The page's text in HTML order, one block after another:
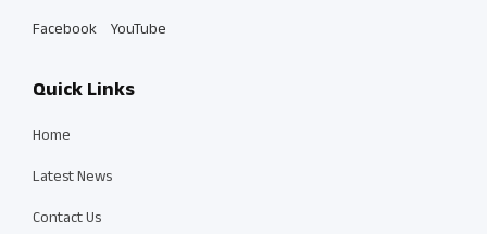
Facebook YouTube
Quick Links
Home
Latest News
Contact Us